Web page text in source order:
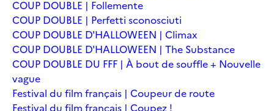
COUP DOUBLE | Follemente
COUP DOUBLE | Perfetti sconosciuti
COUP DOUBLE D'HALLOWEEN | Climax
COUP DOUBLE D'HALLOWEEN | The Substance
COUP DOUBLE DU FFF | À bout de souffle + Nouvelle
vague
Festival du film français | Coupeur de route
Festival du film français | Coupez !